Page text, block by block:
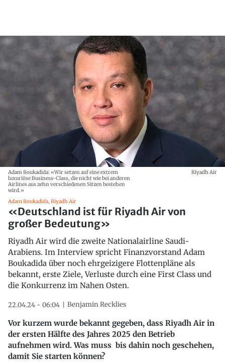
Adam Boukadida: «Wir setzen auf eine extrem
luxuriöse Business-Class, die nicht wie bei anderen
Airlines aus zehn verschiedenen Sitzen bestehen
wird.»
Riyadh Air
Adam Boukadida, Riyadh Air
«Deutschland ist für Riyadh Air von
großer Bedeutung»
Riyadh Air wird die zweite Nationalairline Saudi-
Arabiens. Im Interview spricht Finanzvorstand Adam
Boukadida über noch ehrgeizigere Flottenpläne als
bekannt, erste Ziele, Verluste durch eine First Class und
die Konkurrenz im Nahen Osten.
22.04.24 - 06:04 Benjamin Recklies
Vor kurzem wurde bekannt gegeben, dass Riyadh Air in
der ersten Hälfte des Jahres 2025 den Betrieb
aufnehmen wird. Was muss bis dahin noch geschehen,
damit Sie starten können?